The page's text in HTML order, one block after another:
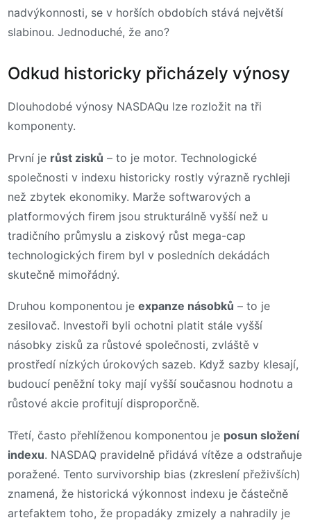
nadvýkonnosti, se v horších obdobích stává největší
slabinou. Jednoduché, že ano?
Odkud historicky přicházely výnosy
Dlouhodobé výnosy NASDAQu lze rozložit na tři
komponenty.
První je růst zisků – to je motor. Technologické
společnosti v indexu historicky rostly výrazně rychleji
než zbytek ekonomiky. Marže softwarových a
platformových firem jsou strukturálně vyšší než u
tradičního průmyslu a ziskový růst mega-cap
technologických firem byl v posledních dekádách
skutečně mimořádný.
Druhou komponentou je expanze násobků – to je
zesilovač. Investoři byli ochotni platit stále vyšší
násobky zisků za růstové společnosti, zvláště v
prostředí nízkých úrokových sazeb. Když sazby klesají,
budoucí peněžní toky mají vyšší současnou hodnotu a
růstové akcie profitují disproporčně.
Třetí, často přehlíženou komponentou je posun složení
indexu. NASDAQ pravidelně přidává vítěze a odstraňuje
poražené. Tento survivorship bias (zkreslení přeživších)
znamená, že historická výkonnost indexu je částečně
artefaktem toho, že propadáky zmizely a nahradily je